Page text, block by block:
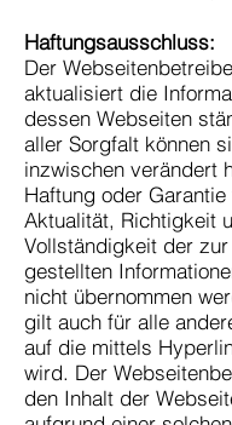
Haftungsausschluss:
Der
aktualisiert die
dessen Webseiten
aller Sorgfalt können
inzwischen verändert
Haftung oder
Aktualität, Richtigkeit
Vollständigkeit der
gestellten
nicht übernommen
gilt auch für alle
auf die mittels
wird. Der
den Inhalt der